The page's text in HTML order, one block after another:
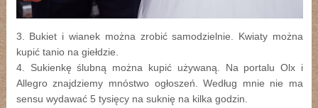
3. Bukiet i wianek można zrobić samodzielnie. Kwiaty można
kupić tanio na giełdzie.
4. Sukienkę ślubną można kupić używaną. Na portalu Olx i
Allegro znajdziemy mnóstwo ogłoszeń. Według mnie nie ma
sensu wydawać 5 tysięcy na suknię na kilka godzin.